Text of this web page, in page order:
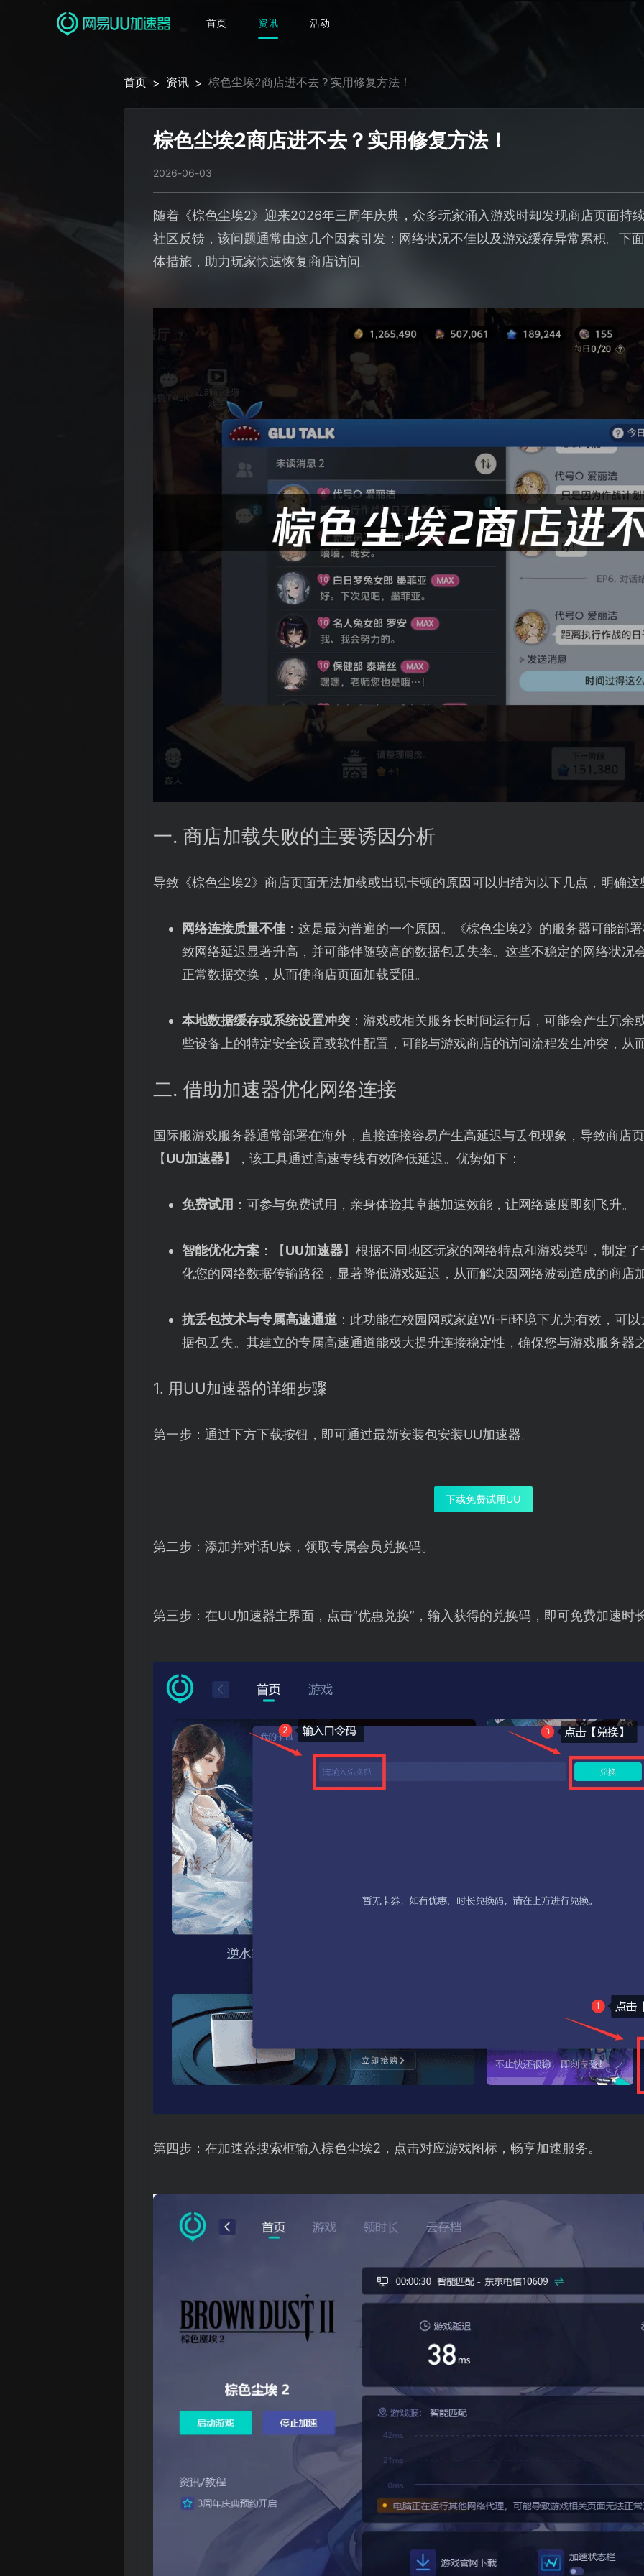
首页 资讯 活动
首页 > 资讯 > 棕色尘埃2商店进不去？实用修复方法！
棕色尘埃2商店进不去？实用修复方法！
2026-06-03
随着《棕色尘埃2》迎来2026年三周年庆典，众多玩家涌入游戏时却发现商店页面持
社区反馈，该问题通常由这几个因素引发：网络状况不佳以及游戏缓存异常累积。下
体措施，助力玩家快速恢复商店访问。
一. 商店加载失败的主要诱因分析
导致《棕色尘埃2》商店页面无法加载或出现卡顿的原因可以归结为以下几点，明确
网络连接质量不佳：这是最为普遍的一个原因。《棕色尘埃2》的服务器可能部
致网络延迟显著升高，并可能伴随较高的数据包丢失率。这些不稳定的网络状况
正常数据交换，从而使商店页面加载受阻。
本地数据缓存或系统设置冲突：游戏或相关服务长时间运行后，可能会产生冗余
些设备上的特定安全设置或软件配置，可能与游戏商店的访问流程发生冲突，从
二. 借助加速器优化网络连接
国际服游戏服务器通常部署在海外，直接连接容易产生高延迟与丢包现象，导致商店
【UU加速器】，该工具通过高速专线有效降低延迟。优势如下：
免费试用 ：可参与免费试用，亲身体验其卓越加速效能，让网络速度即刻飞升。
智能优化方案：【UU加速器】根据不同地区玩家的网络特点和游戏类型，制定
化您的网络数据传输路径，显著降低游戏延迟，从而解决因网络波动造成的商店
抗丢包技术与专属高速通道：此功能在校园网或家庭Wi-Fi环境下尤为有效，可
据包丢失。其建立的专属高速通道能极大提升连接稳定性，确保您与游戏服务器
1. 用UU加速器的详细步骤
第一步：通过下方下载按钮，即可通过最新安装包安装UU加速器。
下载免费试用UU
第二步：添加并对话U妹，领取专属会员兑换码。
第三步：在UU加速器主界面，点击“优惠兑换”，输入获得的兑换码，即可免费加速时
第四步：在加速器搜索框输入棕色尘埃2，点击对应游戏图标，畅享加速服务。